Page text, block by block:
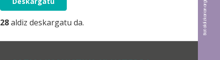
28aldiz deskargatu da.